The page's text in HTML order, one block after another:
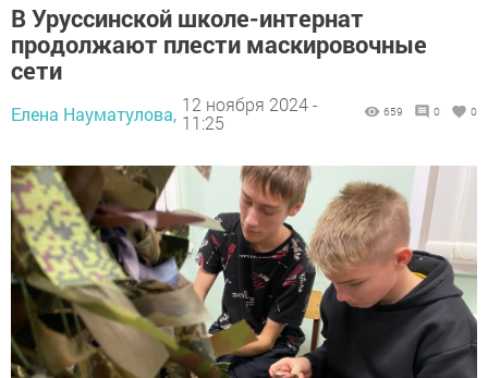
В Уруссинской школе-интернат
продолжают плести маскировочные
сети
Елена Науматулова, 12 ноября 2024 -
11:25
659 0 0